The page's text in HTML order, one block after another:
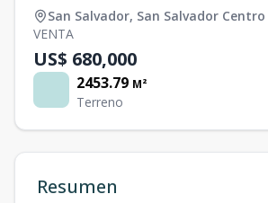
San Salvador, San Salvador Centro
VENTA
US$ 680,000
2453.79 M²
Terreno
Resumen